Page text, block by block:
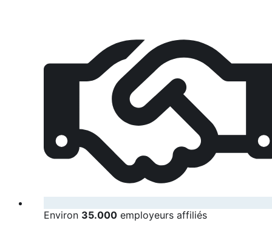
Environ 35.000 employeurs affiliés